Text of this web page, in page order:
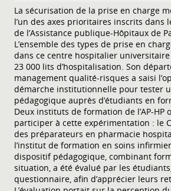
La sécurisation de la prise en charge
l’un des axes prioritaires inscrits dans
de l’Assistance publique-Hôpitaux de
L’ensemble des types de prise en
dans ce centre hospitalier universitaire
23 000 lits d’hospitalisation. Son
management qualité-risques a saisi
démarche institutionnelle pour tester
pédagogique auprès d’étudiants en
Deux instituts de formation de l’AP-HP
participer à cette expérimentation : le
des préparateurs en pharmacie
l’institut de formation en soins
dispositif pédagogique, combinant
situation, a été évalué par les
questionnaire, afin d’apprécier leurs